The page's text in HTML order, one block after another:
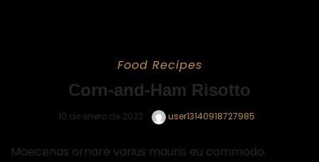
Food Recipes
Corn-and-Ham Risotto
10 de enero de 2022 user13140918727985
Maecenas ornare varius mauris eu commodo.